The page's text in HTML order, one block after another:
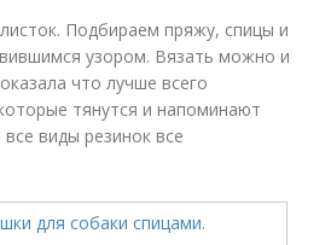
Подбираем пряжу, спицы и
узором. Вязать можно и
что лучше всего
тянутся и напоминают
виды резинок все